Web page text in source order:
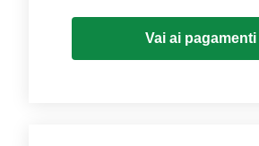
Vai ai pagamenti